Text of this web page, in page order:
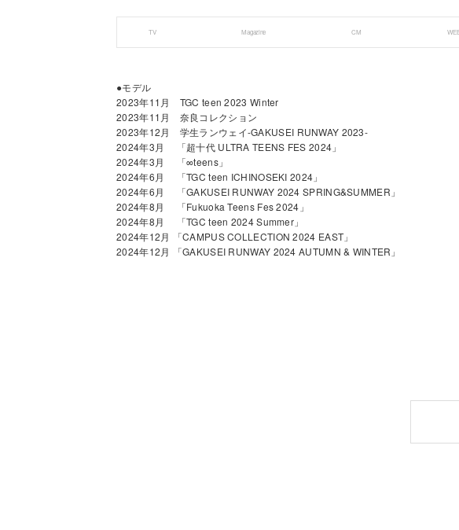
TV Magazine CM
●モデル
2023年11月 TGC teen 2023 Winter
2023年11月 奈良コレクション
2023年12月 学生ランウェイ-GAKUSEI RUNWAY 2023-
2024年3月 「超十代 ULTRA TEENS FES 2024」
2024年3月 「∞teens」
2024年6月 「TGC teen ICHINOSEKI 2024」
2024年6月 「GAKUSEI RUNWAY 2024 SPRING&SUMMER」
2024年8月 「Fukuoka Teens Fes 2024」
2024年8月 「TGC teen 2024 Summer」
2024年12月 「CAMPUS COLLECTION 2024 EAST」
2024年12月 「GAKUSEI RUNWAY 2024 AUTUMN & WINTER」